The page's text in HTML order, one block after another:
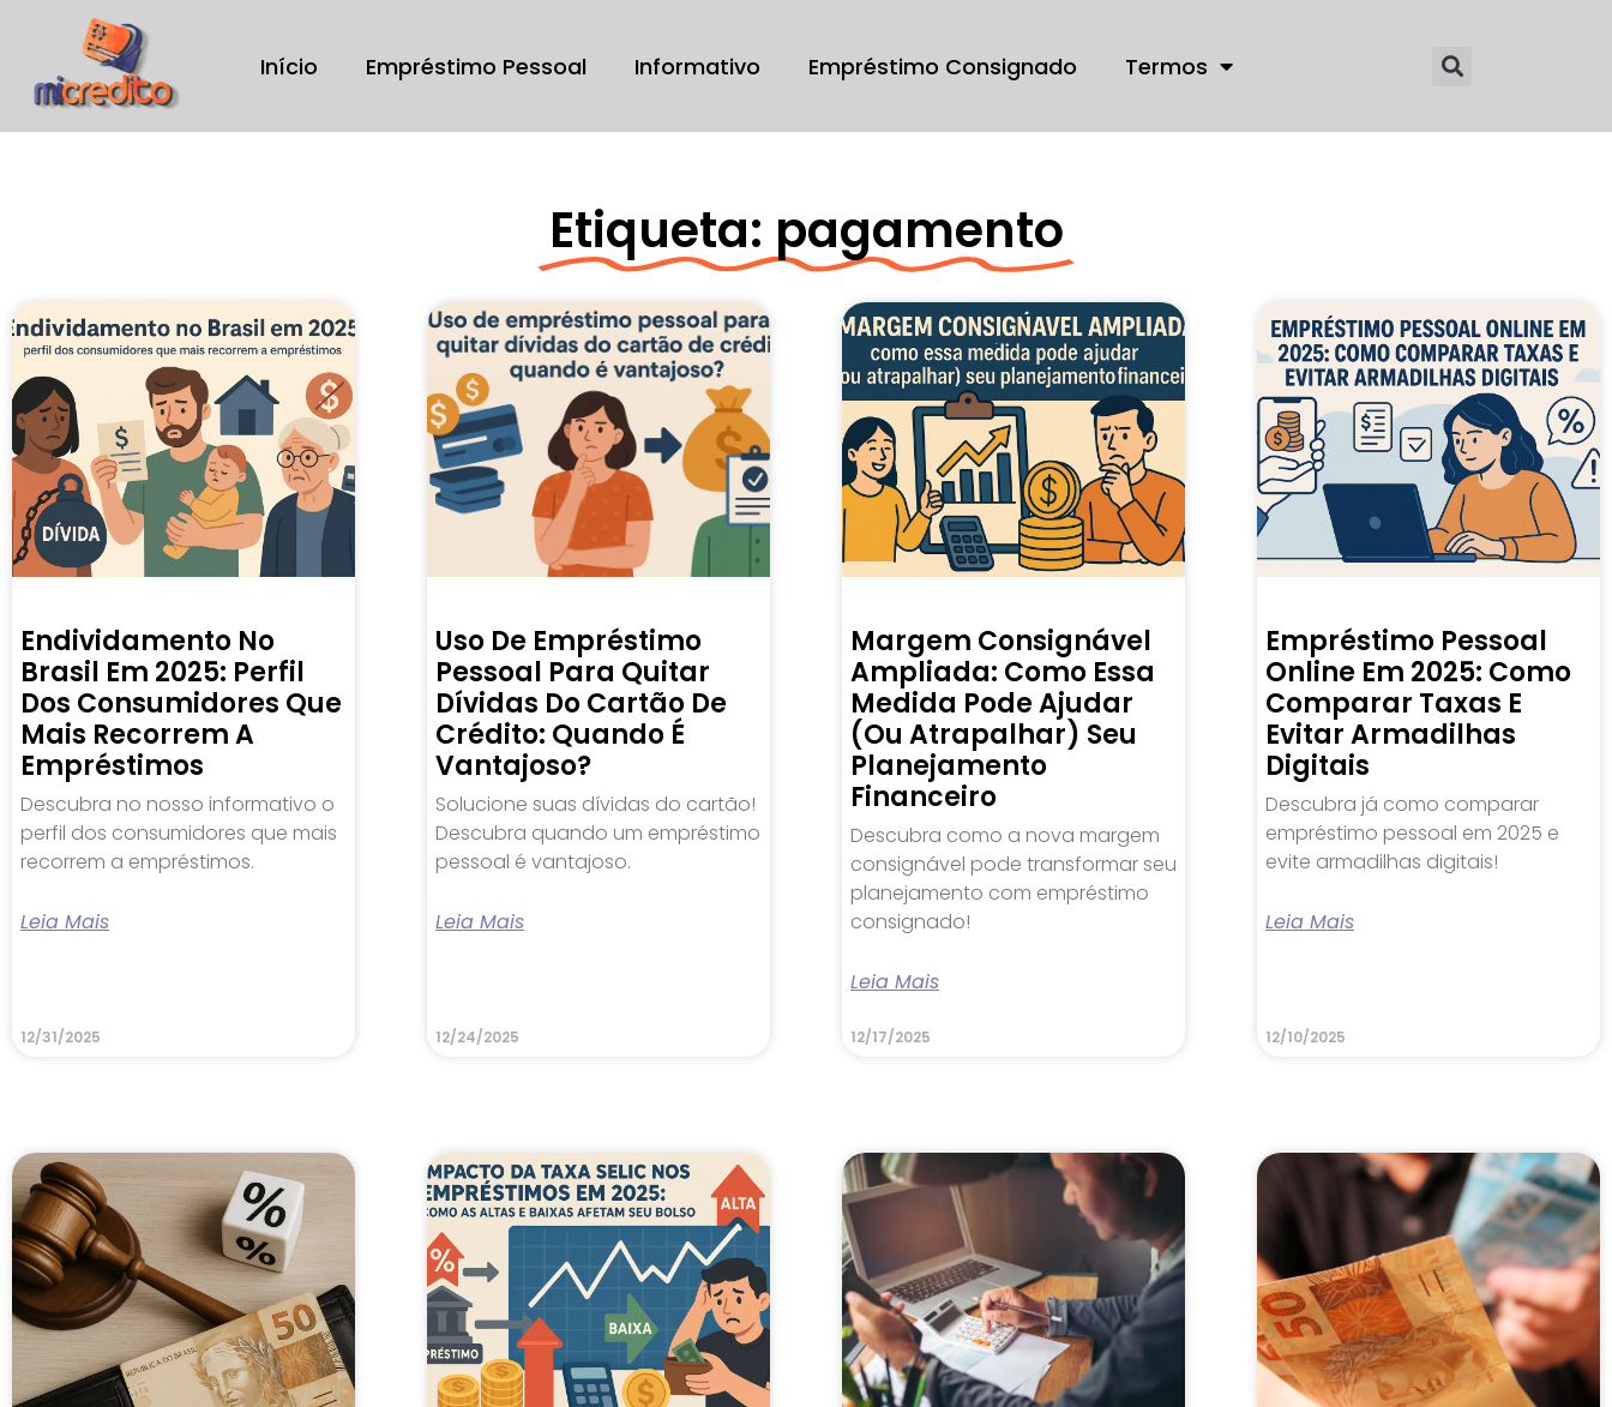
Início Empréstimo Pessoal Informativo Empréstimo Consignado Termos
Etiqueta: pagamento
Endividamento No
Brasil Em 2025: Perfil
Dos Consumidores Que
Mais Recorrem A
Empréstimos
Descubra no nosso informativo o
perfil dos consumidores que mais
recorrem a empréstimos.
Leia Mais
12/31/2025
Uso De Empréstimo
Pessoal Para Quitar
Dívidas Do Cartão De
Crédito: Quando É
Vantajoso?
Solucione suas dívidas do cartão!
Descubra quando um empréstimo
pessoal é vantajoso.
Leia Mais
12/24/2025
Margem Consignável
Ampliada: Como Essa
Medida Pode Ajudar
(ou Atrapalhar) Seu
Planejamento
Financeiro
Descubra como a nova margem
consignável pode transformar seu
planejamento com empréstimo
consignado!
Leia Mais
12/17/2025
Empréstimo Pessoal
Online Em 2025: Como
Comparar Taxas E
Evitar Armadilhas
Digitais
Descubra já como comparar
empréstimo pessoal em 2025 e
evite armadilhas digitais!
Leia Mais
12/10/2025